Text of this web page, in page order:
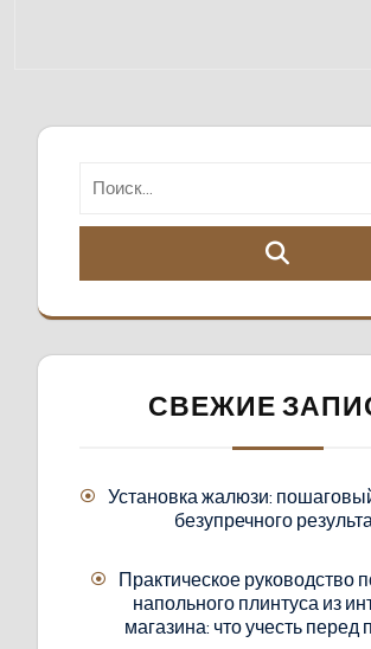
СВЕЖИЕ
Установка жалюзи:
безупречного
Практическое руководство
напольного плинтуса из
магазина: что учесть перед